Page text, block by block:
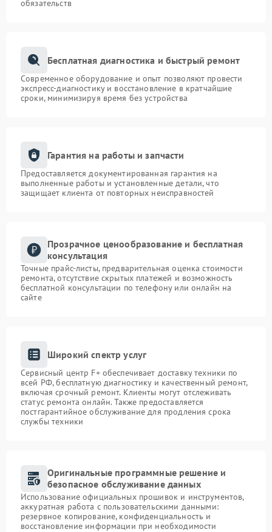
обязательств
Бесплатная диагностика и быстрый ремонт
Современное оборудование и опыт позволяют провести
экспресс-диагностику и восстановление в кратчайшие
сроки, минимизируя время без устройства
Гарантия на работы и запчасти
Предоставляется документированная гарантия на
выполненные работы и установленные детали, что
защищает клиента от повторных неисправностей
Прозрачное ценообразование и бесплатная
консультация
Точные прайс-листы, предварительная оценка стоимости
ремонта, отсутствие скрытых платежей и возможность
бесплатной консультации по телефону или онлайн на
сайте
Широкий спектр услуг
Сервисный центр F+ обеспечивает доставку техники по
всей РФ, бесплатную диагностику и качественный ремонт,
включая срочный ремонт. Клиенты могут отслеживать
статус ремонта онлайн. Также предоставляется
постгарантийное обслуживание для продления срока
службы техники
Оригинальные программные решение и
безопасное обслуживание данных
Использование официальных прошивок и инструментов,
аккуратная работа с пользовательскими данными:
резервное копирование, конфиденциальность и
восстановление информации при необходимости